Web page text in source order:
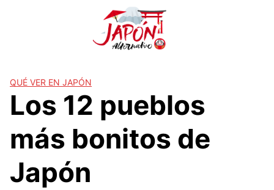
QUÉ VER EN JAPÓN
Los 12 pueblos
más bonitos de
Japón